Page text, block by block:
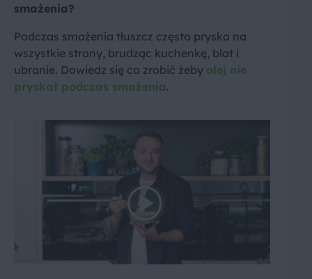
smażenia?
Podczas smażenia tłuszcz często pryska na
wszystkie strony, brudząc kuchenkę, blat i
ubranie. Dowiedz się co zrobić żeby olej nie
pryskał podczas smażenia.